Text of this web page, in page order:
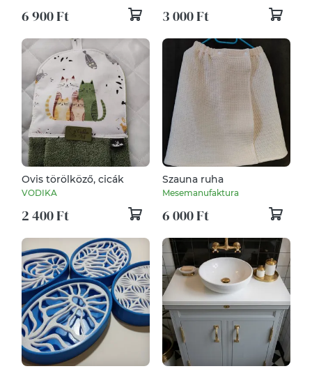
6 900 Ft 3 000 Ft
Ovis törölköző, cicák
VODIKA
2 400 Ft
Szauna ruha
Mesemanufaktura
6 000 Ft